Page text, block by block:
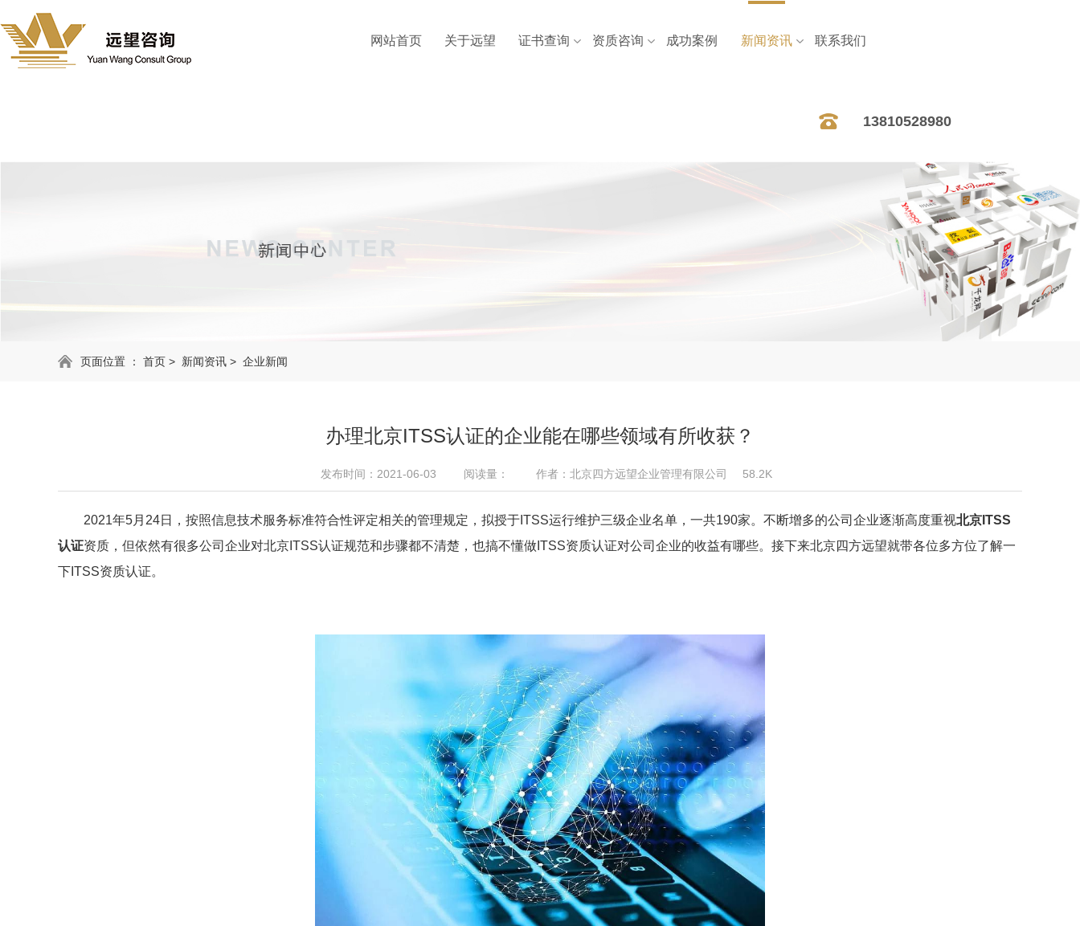
网站首页 关于远望 证书查询 资质咨询 成功案例 新闻资讯 联系我们
13810528980
页面位置 ： 首页 > 新闻资讯 > 企业新闻
办理北京ITSS认证的企业能在哪些领域有所收获？
发布时间：2021-06-03 阅读量： 作者：北京四方远望企业管理有限公司 58.2K
2021年5月24日，按照信息技术服务标准符合性评定相关的管理规定，拟授于ITSS运行维护三级企业名单，一共190家。不断增多的公司企业逐渐高度重视北京 ITSS
认证资质 ，但依然有很多公司企业对北京ITSS认证规范和步骤都不清楚，也搞不懂做ITSS资质认证对公司企业的收益有哪些。接下来北京四方远望就带各位多方位了解一
下ITSS资质认证。